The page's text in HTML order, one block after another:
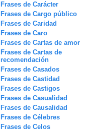
Frases de Carácter
Frases de Cargo público
Frases de Caridad
Frases de Caro
Frases de Cartas de amor
Frases de Cartas de
recomendación
Frases de Casados
Frases de Castidad
Frases de Castigos
Frases de Casualidad
Frases de Causalidad
Frases de Célebres
Frases de Celos